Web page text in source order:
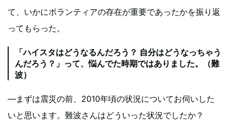
て、いかにボランティアの存在が重要であったかを振り返
ってもらった。
「ハイスタはどうなるんだろう？ 自分はどうなっちゃう
んだろう？」って、悩んでた時期ではありました。（難
波）
―まずは震災の前、2010年頃の状況についてお伺いした
いと思います。難波さんはどういった状況でしたか？